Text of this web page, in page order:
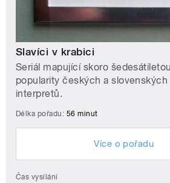
Slavíci v krabici
Seriál mapující skoro
popularity českých a
interpretů.
Délka pořadu: 56 minut
Více o pořadu
Čas vysílání